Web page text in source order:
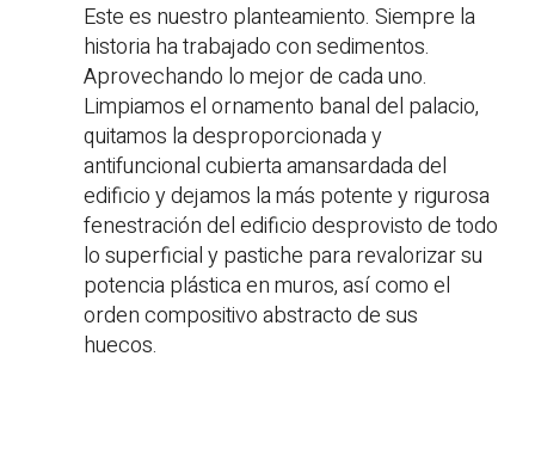
Este es nuestro planteamiento. Siempre la
historia ha trabajado con sedimentos.
Aprovechando lo mejor de cada uno.
Limpiamos el ornamento banal del palacio,
quitamos la desproporcionada y
antifuncional cubierta amansardada del
edificio y dejamos la más potente y rigurosa
fenestración del edificio desprovisto de todo
lo superficial y pastiche para revalorizar su
potencia plástica en muros, así como el
orden compositivo abstracto de sus
huecos.